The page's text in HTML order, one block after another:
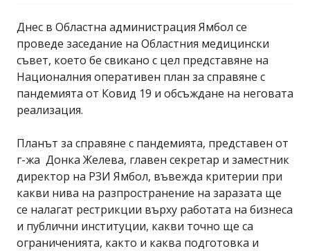
Днес в Областна администрация Ямбол се
проведе заседание на Областния медицински
съвет, което бе свикано с цел представяне на
Националния оперативен план за справяне с
пандемията от Ковид 19 и обсъждане на неговата
реализация.
Планът за справяне с пандемията, представен от
г-жа Донка Желева, главен секретар и заместник
директор на РЗИ Ямбол, въвежда критерии при
какви нива на разпространение на заразата ще
се налагат рестрикции върху работата на бизнеса
и публични институции, какви точно ще са
ограниченията, както и каква подготовка и